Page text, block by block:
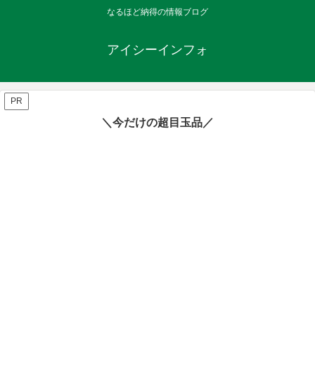
なるほど納得の情報ブログ
アイシーインフォ
PR
＼今だけの超目玉品／